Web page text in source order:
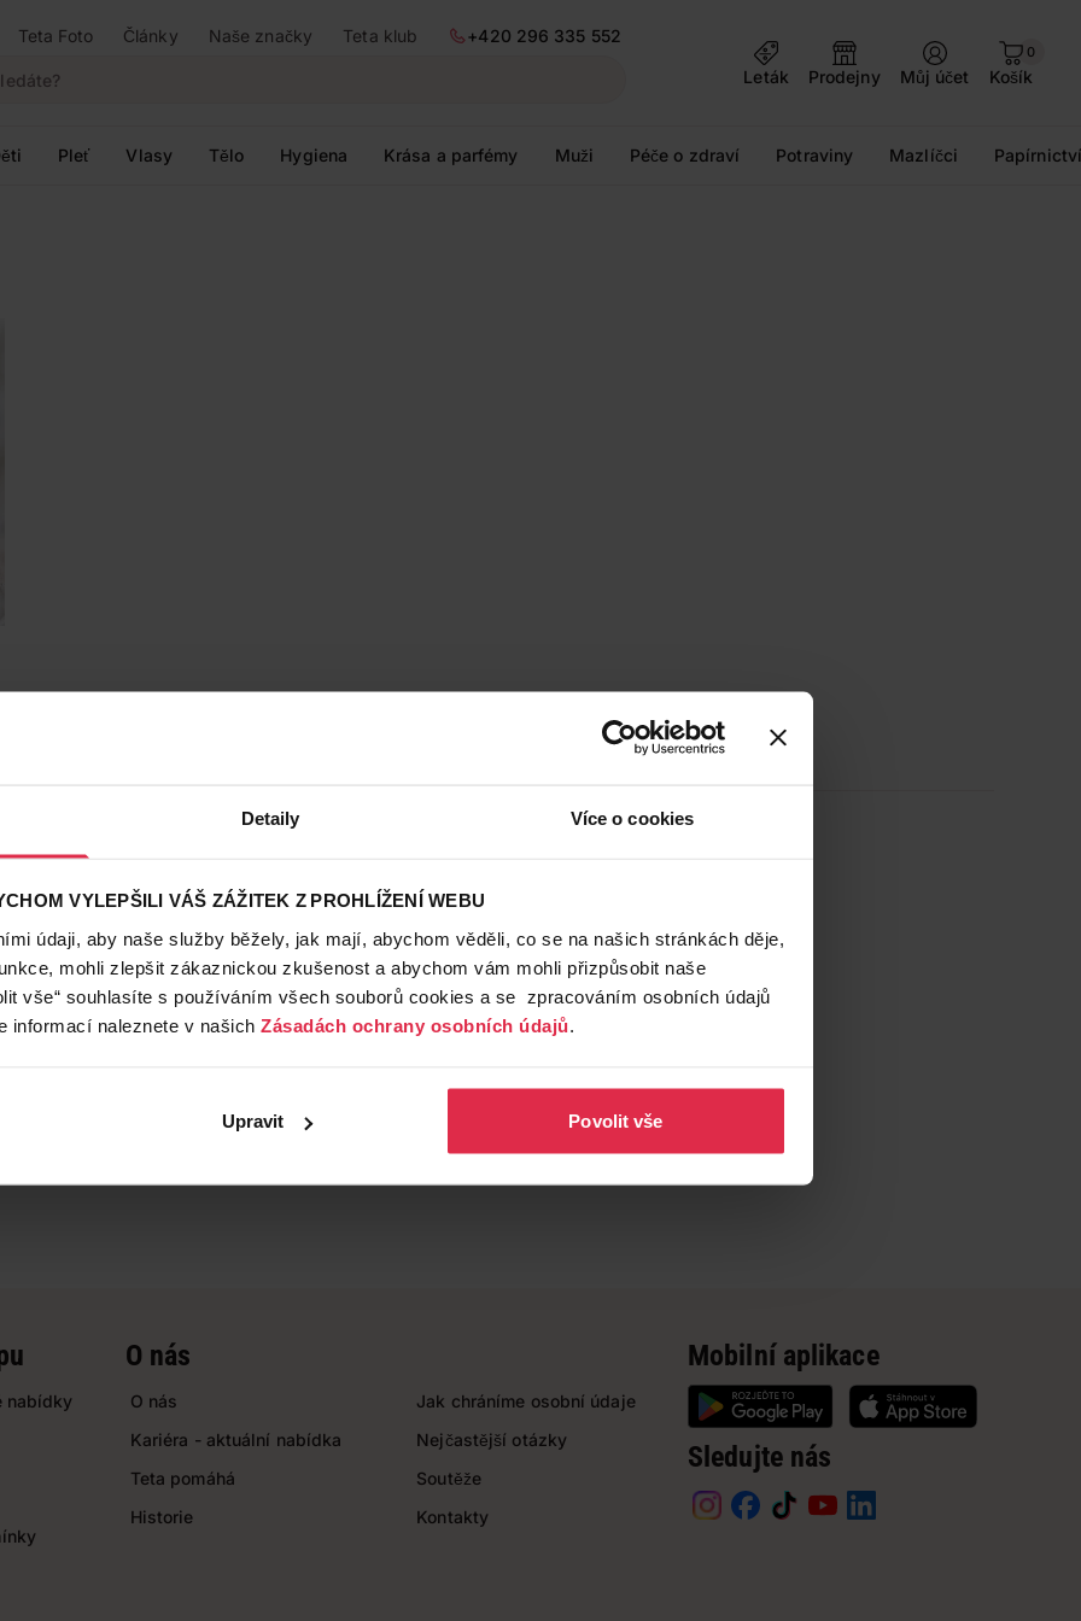
Detaily Více o cookies
VYLEPŠILI VÁŠ ZÁŽITEK Z PROHLÍŽENÍ WEBU
údaji, aby naše služby běžely, jak mají, abychom věděli, co se na našich stránkách děje,
mohli zlepšit zákaznickou zkušenost a abychom vám mohli přizpůsobit naše
vše“ souhlasíte s používáním všech souborů cookies a se zpracováním osobních údajů
informací naleznete v našich Zásadách ochrany osobních údajů.
Upravit Povolit vše
Teta Foto Články Naše značky Teta klub
+420 296 335 552
Leták
Prodejny Můj účet
0
Košík
Pleť Vlasy Tělo Hygiena Krása a parfémy Muži Péče o zdraví Potraviny Mazlíčci
nabídky
O nás
O nás
Kariéra - aktuální nabídka
Teta pomáhá
Historie
Jak chráníme osobní údaje
Nejčastější otázky
Soutěže
Kontakty
Mobilní aplikace
Sledujte nás